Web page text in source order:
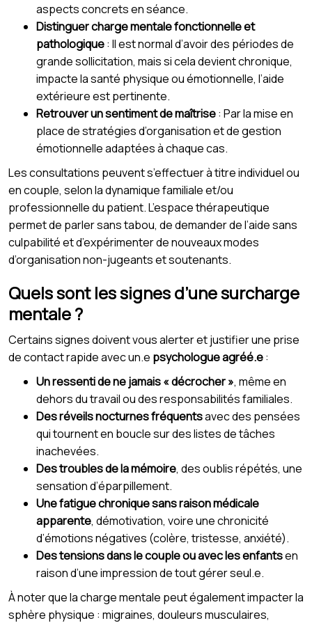
aspects concrets en séance.
Distinguer charge mentale fonctionnelle et
pathologique: Il est normal d’avoir des périodes de
grande sollicitation, mais si cela devient chronique,
impacte la santé physique ou émotionnelle, l’aide
extérieure est pertinente.
Retrouver un sentiment de maîtrise: Par la mise en
place de stratégies d’organisation et de gestion
émotionnelle adaptées à chaque cas.
Les consultations peuvent s’effectuer à titre individuel ou
en couple, selon la dynamique familiale et/ou
professionnelle du patient. L’espace thérapeutique
permet de parler sans tabou, de demander de l’aide sans
culpabilité et d’expérimenter de nouveaux modes
d’organisation non-jugeants et soutenants.
Quels sont les signes d’une surcharge
mentale ?
Certains signes doivent vous alerter et justifier une prise
de contact rapide avec un.e psychologue agréé.e:
Un ressenti de ne jamais « décrocher », même en
dehors du travail ou des responsabilités familiales.
Des réveils nocturnes fréquentsavec des pensées
qui tournent en boucle sur des listes de tâches
inachevées.
Des troubles de la mémoire, des oublis répétés, une
sensation d’éparpillement.
Une fatigue chronique sans raison médicale
apparente, démotivation, voire une chronicité
d’émotions négatives (colère, tristesse, anxiété).
Des tensions dans le couple ou avec les enfantsen
raison d’une impression de tout gérer seul.e.
À noter que la charge mentale peut également impacter la
sphère physique : migraines, douleurs musculaires,